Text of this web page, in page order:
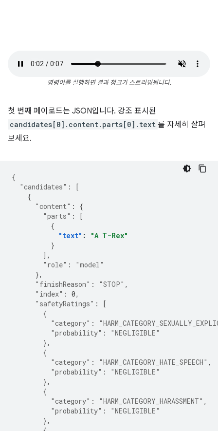
명령어를 실행하면 결과 청크가 스트리밍됩니다.
첫 번째 페이로드는 JSON입니다. 강조 표시된
candidates[0].content.parts[0].text 를 자세히 살펴
보세요.
{
"candidates" :
[
{
"content" :
{
"parts" :
[
{
"text" :
"A T-Rex"
}
],
"role" :
"model"
},
"finishReason" : "STOP" ,
"index" : 0,
"safetyRatings" :
[
{
"category" :
"probability" :
"NEGLIGIBLE"
},
{
"category" : "HARM_CATEGORY_HATE_SPEECH" ,
"probability" :
"NEGLIGIBLE"
},
{
"category" : "HARM_CATEGORY_HARASSMENT" ,
"probability" :
"NEGLIGIBLE"
},